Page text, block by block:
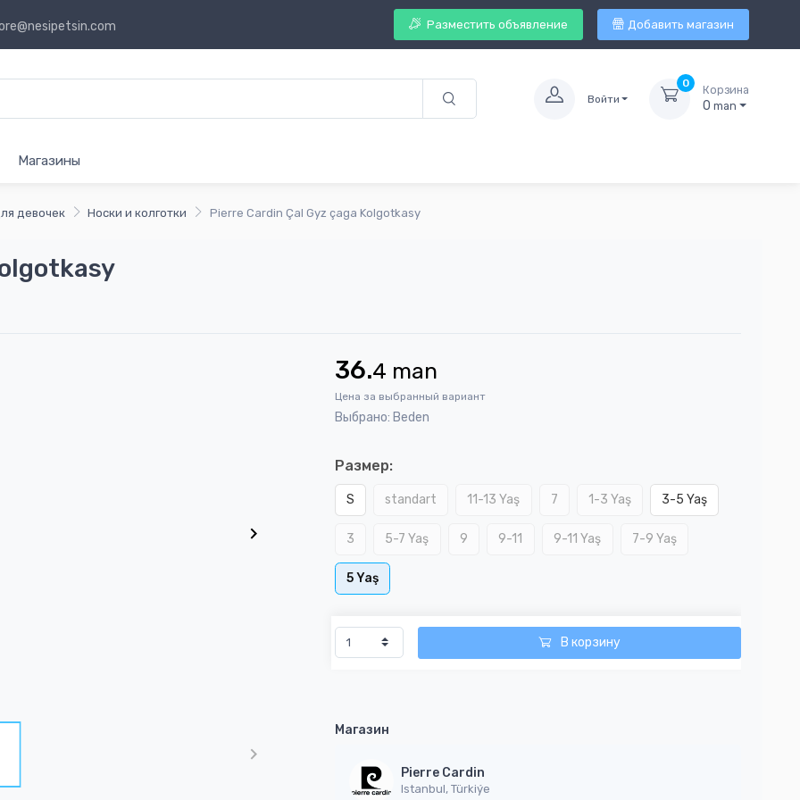
Разместить объявление Добавить магазин
Войти
0
Корзина
0 man
Магазины
девочек Носки и колготки Pierre Cardin Çal Gyz çaga Kolgotkasy
36.4 man
Цена за выбранный вариант
Выбрано: Beden
Размер:
S standart 11-13 Yaş 7 1-3 Yaş 3-5 Yaş
3 5-7 Yaş 9 9-11 9-11 Yaş 7-9 Yaş
5 Yaş
В корзину
Магазин
Pierre Cardin
Istanbul, Türkiýe